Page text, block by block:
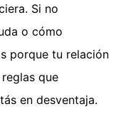
Si no
o cómo
porque tu relación
que
en desventaja.